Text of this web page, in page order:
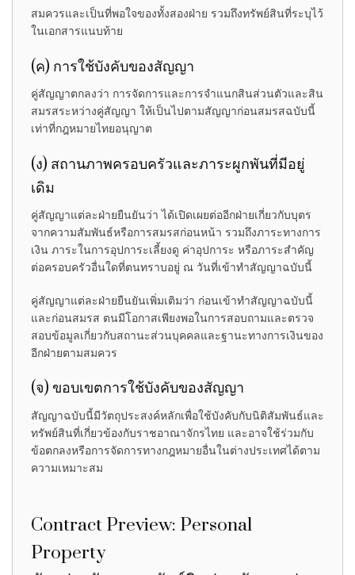
สมควรและเป็นที่พอใจของทั้งสองฝ่าย รวมถึงทรัพย์สินที่ระบุไว้
ในเอกสารแนบท้าย
(ค) การใช้บังคับของสัญญา
คู่สัญญาตกลงว่า การจัดการและการจำแนกสินส่วนตัวและสิน
สมรสระหว่างคู่สัญญา ให้เป็นไปตามสัญญาก่อนสมรสฉบับนี้
เท่าที่กฎหมายไทยอนุญาต
(ง) สถานภาพครอบครัวและภาระผูกพันที่มีอยู่
เดิม
คู่สัญญาแต่ละฝ่ายยืนยันว่า ได้เปิดเผยต่ออีกฝ่ายเกี่ยวกับบุตร
จากความสัมพันธ์หรือการสมรสก่อนหน้า รวมถึงภาระทางการ
เงิน ภาระในการอุปการะเลี้ยงดู ค่าอุปการะ หรือภาระสำคัญ
ต่อครอบครัวอื่นใดที่ตนทราบอยู่ ณ วันที่เข้าทำสัญญาฉบับนี้
คู่สัญญาแต่ละฝ่ายยืนยันเพิ่มเติมว่า ก่อนเข้าทำสัญญาฉบับนี้
และก่อนสมรส ตนมีโอกาสเพียงพอในการสอบถามและตรวจ
สอบข้อมูลเกี่ยวกับสถานะส่วนบุคคลและฐานะทางการเงินของ
อีกฝ่ายตามสมควร
(จ) ขอบเขตการใช้บังคับของสัญญา
สัญญาฉบับนี้มีวัตถุประสงค์หลักเพื่อใช้บังคับกับนิติสัมพันธ์และ
ทรัพย์สินที่เกี่ยวข้องกับราชอาณาจักรไทย และอาจใช้ร่วมกับ
ข้อตกลงหรือการจัดการทางกฎหมายอื่นในต่างประเทศได้ตาม
ความเหมาะสม
Contract Preview: Personal
Property